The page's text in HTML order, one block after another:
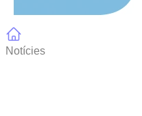
Notícies